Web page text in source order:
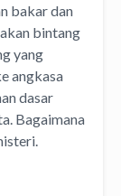
bakar dan
bintang
yang
angkasa
dasar
Bagaimana